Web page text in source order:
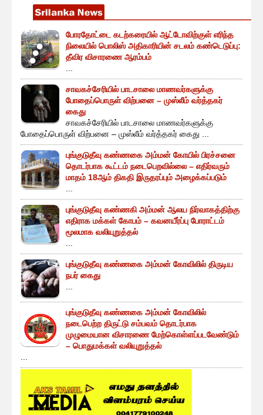
போரதோட்டை கடற்கரையில் ஆட்டோவிற்குள் எரிந்த
நிலையில் பொலிஸ் அதிகாரியின் சடலம் கண்டெடுப்பு:
தீவிர விசாரணை ஆரம்பம்
சாவகச்சேரியில் பாடசாலை மாணவர்களுக்கு
போதைப்பொருள் விற்பனை – முஸ்லீம் வர்த்தகர்
கைது
சாவகச்சேரியில் பாடசாலை மாணவர்களுக்கு
போதைப்பொருள் விற்பனை – முஸ்லீம் வர்த்தகர் கைது ...
புங்குடுதீவு கண்ணகை அம்மன் கோயில் பிரச்சனை
தொடர்பாக கூட்டம் நடைபெறவில்லை – எதிர்வரும்
மாதம் 18ஆம் திகதி இருதரப்பும் அழைக்கப்படும்
புங்குடுதீவு கண்ணகி அம்மன் ஆலய நிர்வாகத்திற்கு
எதிராக மக்கள் கோபம் – கவனயீர்ப்பு போராட்டம்
மூலமாக வலியுறுத்தல்
புங்குடுதீவு கண்ணகை அம்மன் கோவிலில் திருடிய
நபர் கைது
புங்குடுதீவு கண்ணகை அம்மன் கோவிலில்
நடைபெற்ற திருட்டு சம்பவம் தொடர்பாக
முழுமையான விசாரணை மேற்கொள்ளப்படவேண்டும்
– பொதுமக்கள் வலியுறுத்தல்